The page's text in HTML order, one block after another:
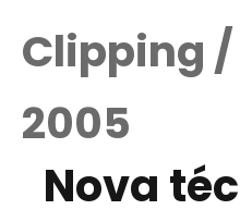
Clipping /
2005
Nova